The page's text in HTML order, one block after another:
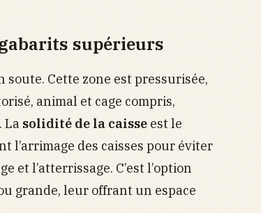
supérieurs
soute. Cette zone est pressurisée,
animal et cage compris,
La solidité de la caisse est le
l’arrimage des caisses pour éviter
l’atterrissage. C’est l’option
grande, leur offrant un espace